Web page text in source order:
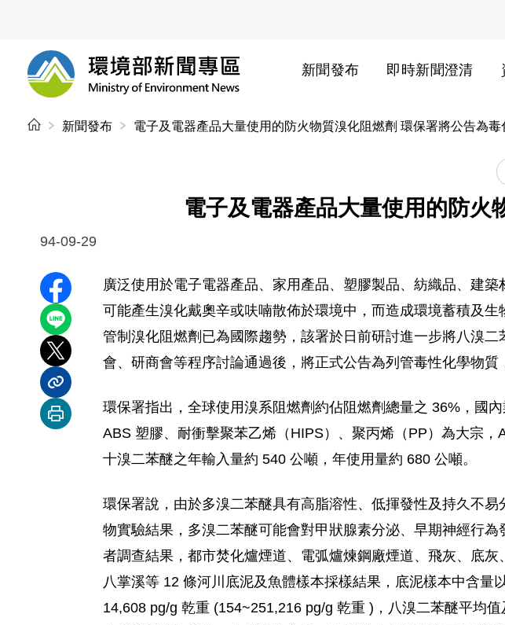
環境部新聞專區
新聞發布 即時新聞澄清
新聞發布 電子及電器產品大量使用的防火物質溴化阻燃劑 環保署將公告為毒
電子及電器產品大量使用的防火
94-09-29
分享至 Facebook
分享到 LINE
分享到 X
分享內容連結
列印本頁
廣泛使用於電子電器產品、家用產品、塑膠製品、紡織品、建
可能產生溴化戴奧辛或呋喃散佈於環境中，而造成環境蓄積及
管制溴化阻燃劑已為國際趨勢，該署於日前研討進一步將八溴
會、研商會等程序討論通過後，將正式公告為列管毒性化學物質
環保署指出，全球使用溴系阻燃劑約佔阻燃劑總量之 36%，國
ABS 塑膠、耐衝擊聚苯乙烯（HIPS）、聚丙烯（PP）為大宗
十溴二苯醚之年輸入量約 540 公噸，年使用量約 680 公噸。
環保署說，由於多溴二苯醚具有高脂溶性、低揮發性及持久不
物實驗結果，多溴二苯醚可能會對甲狀腺素分泌、早期神經行
者調查結果，都市焚化爐煙道、電弧爐煉鋼廠煙道、飛灰、底
八掌溪等 12 條河川底泥及魚體樣本採樣結果，底泥樣本中含
14,608 pg/g 乾重 (154~251,216 pg/g 乾重 )，八溴二苯醚平均